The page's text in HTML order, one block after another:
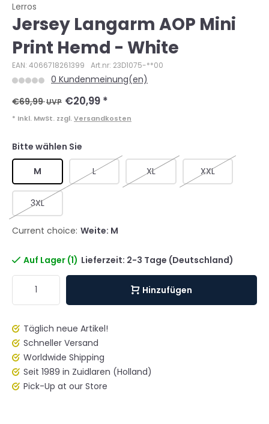
Lerros
Jersey Langarm AOP Mini
Print Hemd - White
EAN: 4066718261399 Art.nr: 23D1075-**00
0 Kundenmeinung(en)
€69,99UVP €20,99 *
* Inkl. MwSt. zzgl. Versandkosten
Bitte wählen Sie
M L XL XXL
3XL
Current choice: Weite: M
Auf Lager (1) Lieferzeit: 2-3 Tage (Deutschland)
Hinzufügen
Täglich neue Artikel!
Schneller Versand
Worldwide Shipping
Seit 1989 in Zuidlaren (Holland)
Pick-Up at our Store